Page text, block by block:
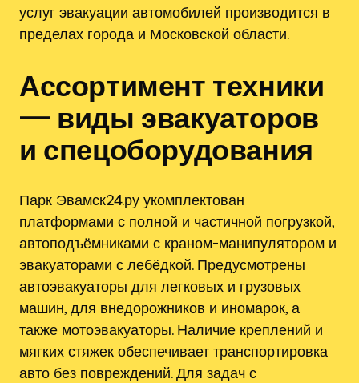
услуг эвакуации автомобилей производится в
пределах города и Московской области.
Ассортимент техники
— виды эвакуаторов
и спецоборудования
Парк Эвамск24.ру укомплектован
платформами с полной и частичной погрузкой,
автоподъёмниками с краном-манипулятором и
эвакуаторами с лебёдкой. Предусмотрены
автоэвакуаторы для легковых и грузовых
машин, для внедорожников и иномарок, а
также мотоэвакуаторы. Наличие креплений и
мягких стяжек обеспечивает транспортировка
авто без повреждений. Для задач с